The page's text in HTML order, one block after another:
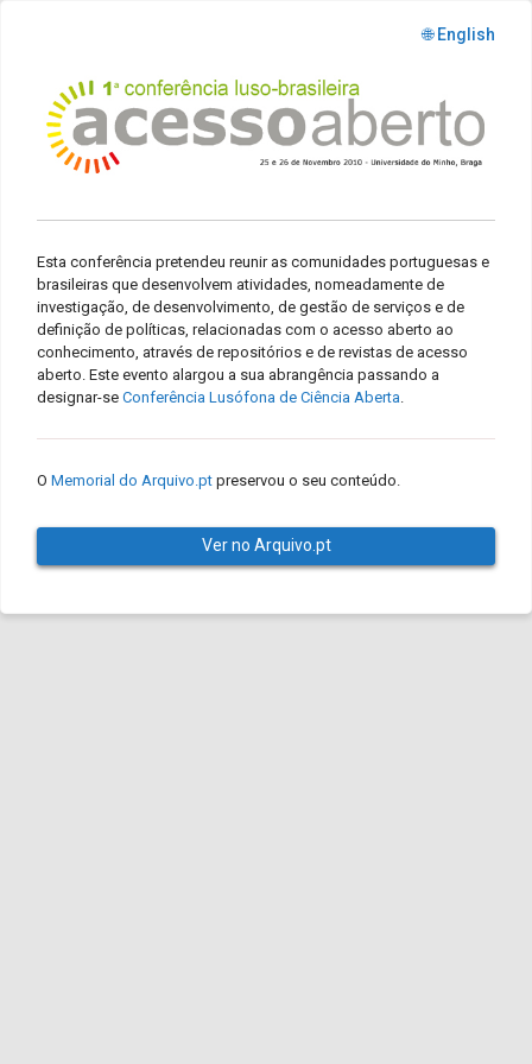
🌐 English
Esta conferência pretendeu reunir as comunidades portuguesas e
brasileiras que desenvolvem atividades, nomeadamente de
investigação, de desenvolvimento, de gestão de serviços e de
definição de políticas, relacionadas com o acesso aberto ao
conhecimento, através de repositórios e de revistas de acesso
aberto. Este evento alargou a sua abrangência passando a
designar-se Conferência Lusófona de Ciência Aberta
O Memorial do Arquivo.pt preservou o seu conteúdo.
Ver no Arquivo.pt